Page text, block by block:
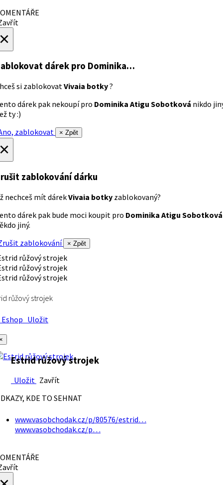
dárek pro Dominika…
si zablokovatVivaia botky?
dárek pak nekoupí pro Dominika Atigu Sobotková nikdo
ty :)
zablokovat
× Zpět
zablokování dárku
nechceš mít dárekVivaia botky zablokovaný?
dárek pak bude moci koupit pro Dominika Atigu Sobotková
jiný.
zablokování
× Zpět
růžový strojek
Uložit
Estrid růžový strojek
Uložit Zavřít
KDE TO SEHNAT
www.vasobchodak.cz/p/80576/estrid…
www.vasobchodak.cz/p…